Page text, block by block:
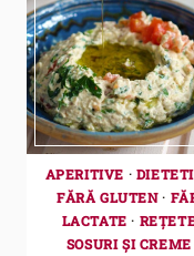
APERITIVE ·
FĂRĂ GLUTEN·
LACTATE ·
SOSURI ȘI CREME